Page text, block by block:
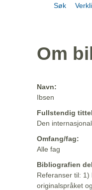
Søk
Om
Navn:
Ibsen
Fullstendig
Den
Omfang/fag:
Alle fag
Bibliografien
Referanser til: 1)
originalspråket